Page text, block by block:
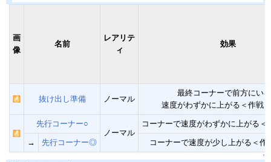
画
像
名前
レアリテ
ィ
効果
抜け出し準備 ノーマル
最終コーナーで前方にい
速度がわずかに上がる＜作戦
先行コーナー○
ノーマル
コーナーで速度がわずかに上がる＜
→ 先行コーナー◎ コーナーで速度が少し上がる＜作
↑